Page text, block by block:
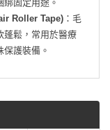
綁固定用途。
Roller Tape) ：毛
蓬鬆，常用於醫療
保護裝備。